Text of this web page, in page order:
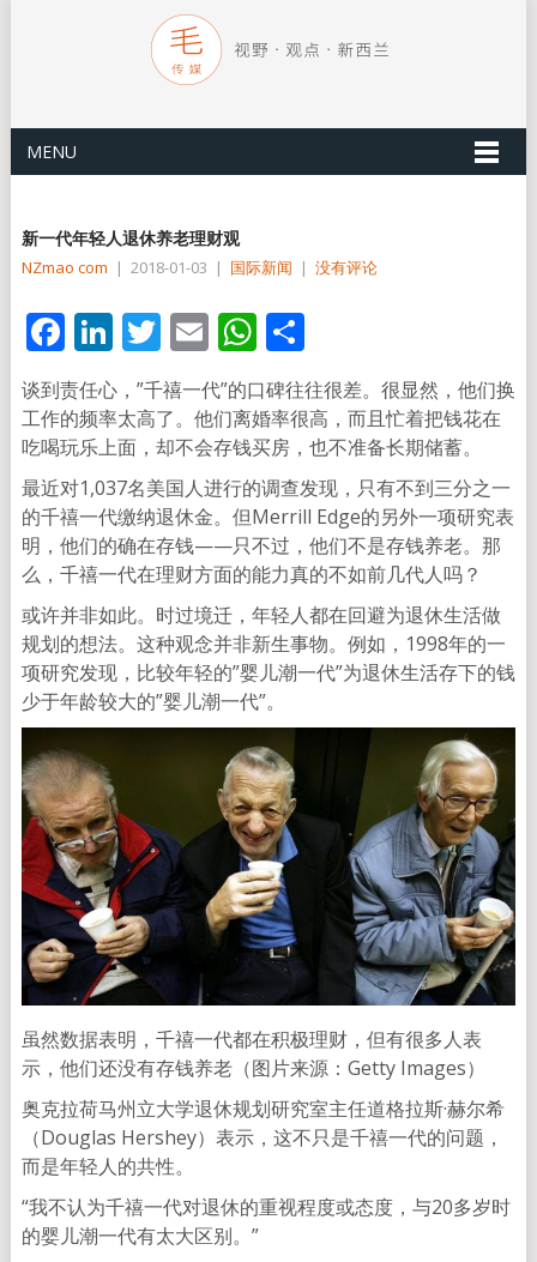
MENU
新一代年轻人退休养老理财观
NZmao com | 2018-01-03 | 国际新闻 | 没有评论
Facebook
LinkedIn
Twitter
EmailWhatsApp
分
享
谈到责任心，”千禧一代”的口碑往往很差。很显然，他们换
工作的频率太高了。他们离婚率很高，而且忙着把钱花在
吃喝玩乐上面，却不会存钱买房，也不准备长期储蓄。
最近对1,037名美国人进行的调查发现，只有不到三分之一
的千禧一代缴纳退休金。但Merrill Edge的另外一项研究表
明，他们的确在存钱——只不过，他们不是存钱养老。那
么，千禧一代在理财方面的能力真的不如前几代人吗？
或许并非如此。时过境迁，年轻人都在回避为退休生活做
规划的想法。这种观念并非新生事物。例如，1998年的一
项研究发现，比较年轻的”婴儿潮一代”为退休生活存下的钱
少于年龄较大的”婴儿潮一代”。
虽然数据表明，千禧一代都在积极理财，但有很多人表
示，他们还没有存钱养老（图片来源：Getty Images）
奥克拉荷马州立大学退休规划研究室主任道格拉斯·赫尔希
（Douglas Hershey）表示，这不只是千禧一代的问题，
而是年轻人的共性。
“我不认为千禧一代对退休的重视程度或态度，与20多岁时
的婴儿潮一代有太大区别。”